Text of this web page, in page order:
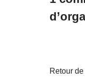
Retour